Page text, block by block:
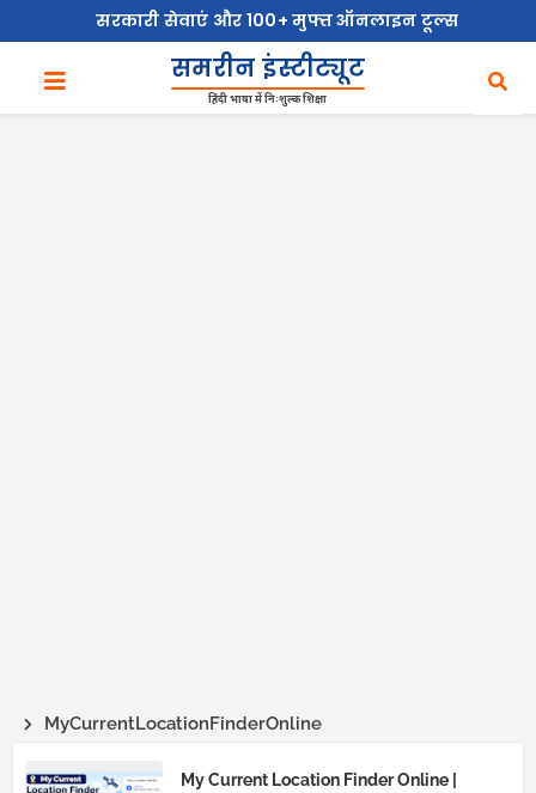
सरकारी सेवाएं और 100+ मुफ्त ऑनलाइन टूल्स
समरीन इंस्टीट्यूट
हिंदी भाषा में निःशुल्क शिक्षा
MyCurrentLocationFinderOnline
My Current Location Finder Online |